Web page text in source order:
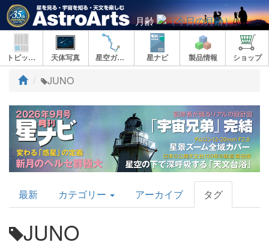
月齢
トピックス 天体写真 星空ガイド 星ナビ 製品情報 ショップ
ト
プ
JUNO
AstroArts
Topics
最新 カテゴリー アーカイブ タグ
JUNO